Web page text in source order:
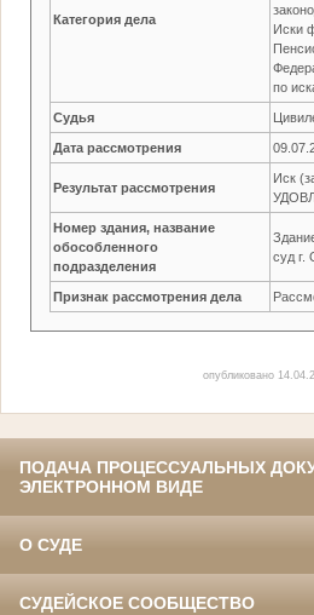
Категория дела
Иски
по
Судья
Дата рассмотрения
Результат рассмотрения
Иск
Номер здания, название
обособленного
подразделения
суд г.
Признак рассмотрения дела
опубликовано
ПОДАЧА ПРОЦЕССУАЛЬНЫХ
ЭЛЕКТРОННОМ ВИДЕ
О СУДЕ
СУДЕЙСКОЕ СООБЩЕСТВО